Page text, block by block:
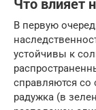
Что влияет
В первую
устойчивы к
справляются со
радужка (в